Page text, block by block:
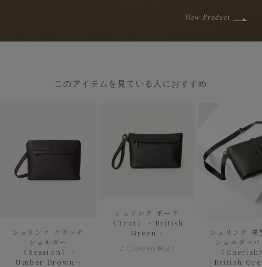
View Product
このアイテムを見ている人におすすめ
シュリンク クラッチ
ショルダー
《Session》 -
Umber Brown -
シュリンク ポーチ
《Trot》 - British
Green -
27,500円(税込)
シュリンク 横
ショルダー
《Cherish
British